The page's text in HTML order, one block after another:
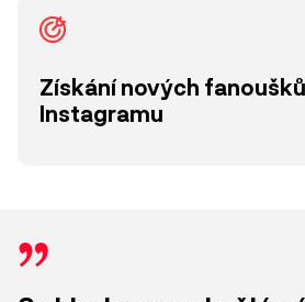
Získání nových
Instagramu